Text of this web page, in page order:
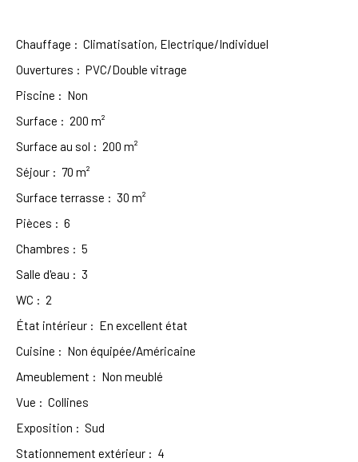
Chauffage : Climatisation, Electrique/Individuel
Ouvertures : PVC/Double vitrage
Piscine : Non
Surface : 200 m²
Surface au sol : 200 m²
Séjour : 70 m²
Surface terrasse : 30 m²
Pièces : 6
Chambres : 5
Salle d'eau : 3
WC : 2
État intérieur : En excellent état
Cuisine : Non équipée/Américaine
Ameublement : Non meublé
Vue : Collines
Exposition : Sud
Stationnement extérieur : 4